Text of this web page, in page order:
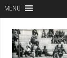
MENU